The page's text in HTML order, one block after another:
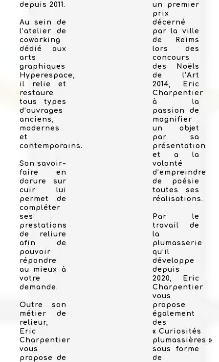
depuis 2011.
Au sein de
l’atelier de
coworking
dédié aux
arts
graphiques
Hyperespace,
il relie et
restaure
tous types
d’ouvrages
anciens,
modernes
et
contemporains.
Son savoir-
faire en
dorure sur
cuir lui
permet de
compléter
ses
prestations
de reliure
afin de
pouvoir
répondre
au mieux à
votre
demande.
Outre son
métier de
relieur,
Eric
Charpentier
vous
propose de
un premier
prix
décerné
par la ville
de Reims
lors des
concours
des Noëls
de l’Art
2014, Eric
Charpentier
à la
passion de
magnifier
un objet
par sa
présentation
et a la
volonté
d’empreindre
de poésie
toutes ses
réalisations.
Par le
travail de
la
plumasserie
qu’il
développe
depuis
2020, Eric
Charpentier
vous
propose
également
des
« Curiosités
plumassières »
sous forme
de